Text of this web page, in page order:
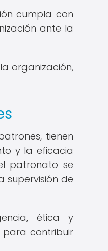
cumpla con
ante la
organización,
tienen
y la eficacia
patronato se
supervisión de
ética y
para contribuir